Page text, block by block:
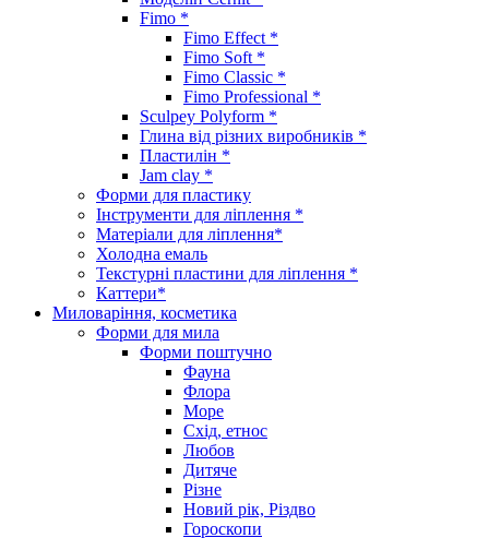
Fimo *
Fimo Effect *
Fimo Soft *
Fimo Classic *
Fimo Professional *
Sculpey Polyform *
Глина від різних виробників *
Пластилін *
Jam clay *
Форми для пластику
Інструменти для ліплення *
Матеріали для ліплення*
Холодна емаль
Текстурні пластини для ліплення *
Каттери*
Миловаріння, косметика
Форми для мила
Форми поштучно
Фауна
Флора
Море
Схід, етнос
Любов
Дитяче
Різне
Новий рік, Різдво
Гороскопи